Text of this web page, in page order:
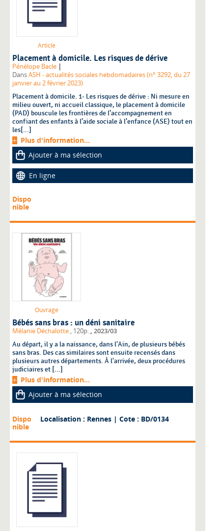
Article
Placement à domicile. Les risques de dérive
Pénélope Bacle |
DansASH - actualités sociales hebdomadaires (n° 3292, du 27
janvier au 2 février 2023)
Placement à domicile. 1- Les risques de dérive : Ni mesure en
milieu ouvert, ni accueil classique, le placement à domicile
(PAD) bouscule les frontières de l’accompagnement en
confiant des enfants à l’aide sociale à l’enfance (ASE) tout en
les[...]
Plus d'information...
Ajouter à ma sélection
En ligne
Dispo
nible
Ouvrage
Bébés sans bras : un déni sanitaire
Mélanie Déchalotte , 120p. , 2023/03
Au départ, il y a la naissance, dans l'Ain, de plusieurs bébés
sans bras. Des cas similaires sont ensuite recensés dans
plusieurs autres départements. À l'arrivée, deux procédures
judiciaires et [...]
Plus d'information...
Ajouter à ma sélection
Dispo
nible
Localisation : Rennes | Cote : BD/0134